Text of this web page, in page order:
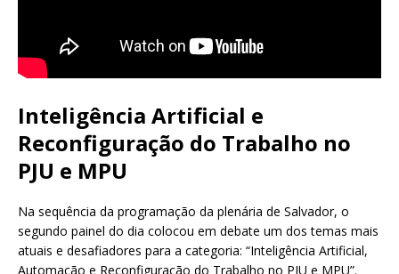
Inteligência Artificial e
Reconfiguração do Trabalho no
PJU e MPU
Na sequência da programação da plenária de Salvador, o
segundo painel do dia colocou em debate um dos temas mais
atuais e desafiadores para a categoria: “Inteligência Artificial,
Automação e Reconfiguração do Trabalho no PJU e MPU”.